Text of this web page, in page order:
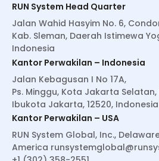
RUN System Head Quarter
Jalan Wahid Hasyim No. 6,
Kab. Sleman, Daerah Istimewa
Indonesia
Kantor Perwakilan – Indonesia
Jalan Kebagusan I No 17A,
Ps. Minggu, Kota Jakarta
Ibukota Jakarta, 12520, Indonesia
Kantor Perwakilan – USA
RUN System Global, Inc.,
America